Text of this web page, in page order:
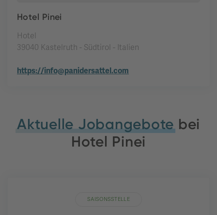
Hotel Pinei
Hotel
39040 Kastelruth - Südtirol - Italien
https://info@panidersattel.com
Aktuelle Jobangebotebei
Hotel Pinei
SAISONSSTELLE